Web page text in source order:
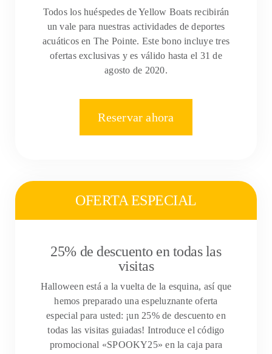
Todos los huéspedes de Yellow Boats recibirán
un vale para nuestras actividades de deportes
acuáticos en The Pointe. Este bono incluye tres
ofertas exclusivas y es válido hasta el 31 de
agosto de 2020.
Reservar ahora
OFERTA ESPECIAL
25% de descuento en todas las
visitas
Halloween está a la vuelta de la esquina, así que
hemos preparado una espeluznante oferta
especial para usted: ¡un 25% de descuento en
todas las visitas guiadas! Introduce el código
promocional «SPOOKY25» en la caja para